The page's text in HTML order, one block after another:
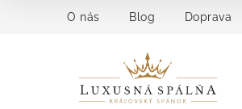
O nás Blog Doprava